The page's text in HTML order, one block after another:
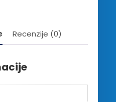
Recenzije (0)